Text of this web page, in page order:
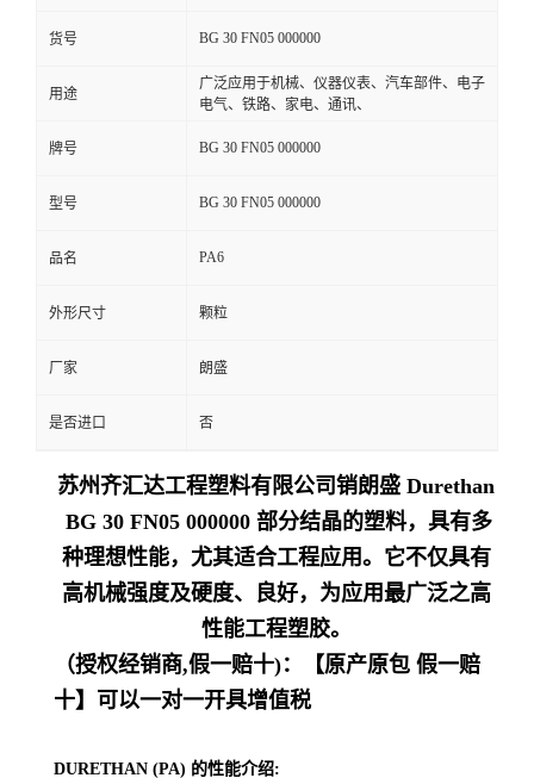
言
货号 BG 30 FN05 000000
用途
广泛应用于机械、仪器仪表、汽车部件、电子
电气、铁路、家电、通讯、
牌号 BG 30 FN05 000000
型号 BG 30 FN05 000000
品名 PA6
外形尺寸 颗粒
厂家 朗盛
是否进口 否
苏州齐汇达工程塑料有限公司销朗盛 Durethan
BG 30 FN05 000000 部分结晶的塑料，具有多
种理想性能，尤其适合工程应用。它不仅具有
高机械强度及硬度、良好，为应用最广泛之高
性能工程塑胶。
（授权经销商,假一赔十)：【原产原包 假一赔
十】可以一对一开具增值税
DURETHAN (PA) 的性能介绍: